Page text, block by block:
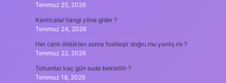
Temmuz 25, 2026
Karıncalar hangi yöne gider ?
Temmuz 24, 2026
Her canlı öldükten sonra fosilleşir doğru mu yanlış mı ?
Temmuz 22, 2026
Tohumlar kaç gün suda bekletilir ?
Temmuz 18, 2026